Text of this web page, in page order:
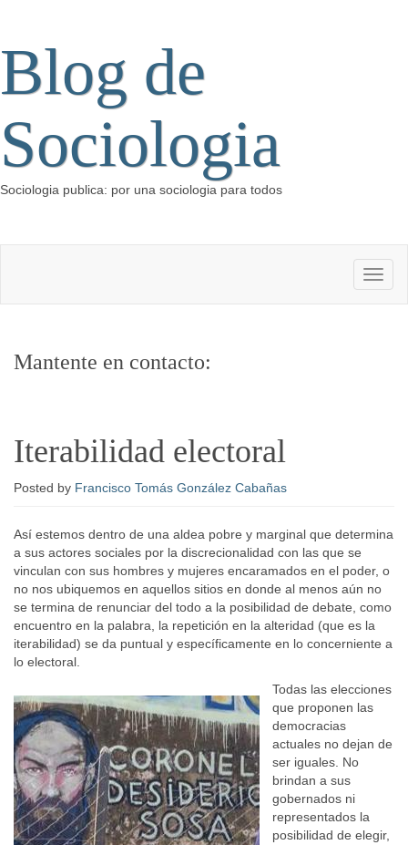
Blog de
Sociologia
Sociologia publica: por una sociologia para todos
Mantente en contacto:
Iterabilidad electoral
Posted by Francisco Tomás González Cabañas
Así estemos dentro de una aldea pobre y marginal que determina
a sus actores sociales por la discrecionalidad con las que se
vinculan con sus hombres y mujeres encaramados en el poder, o
no nos ubiquemos en aquellos sitios en donde al menos aún no
se termina de renunciar del todo a la posibilidad de debate, como
encuentro en la palabra, la repetición en la alteridad (que es la
iterabilidad) se da puntual y específicamente en lo concerniente a
lo electoral.
Todas las elecciones
que proponen las
democracias
actuales no dejan de
ser iguales. No
brindan a sus
gobernados ni
representados la
posibilidad de elegir,